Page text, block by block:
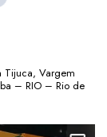
Tijuca, Vargem
– RIO – Rio de